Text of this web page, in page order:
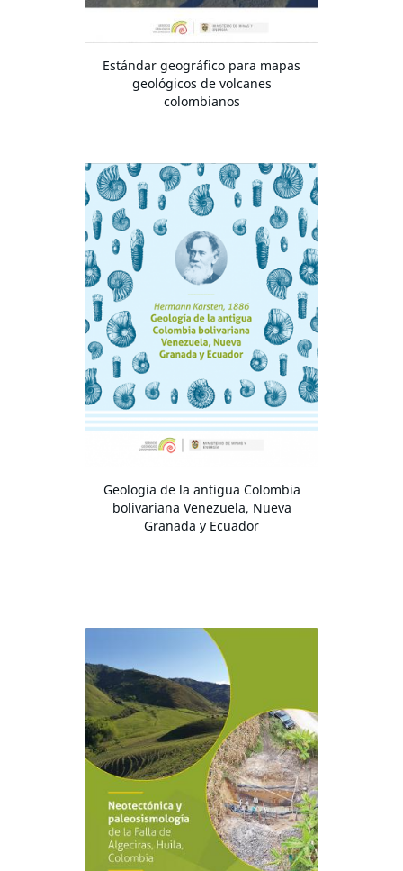
Estándar geográfico para mapas
geológicos de volcanes
colombianos
Geología de la antigua Colombia
bolivariana Venezuela, Nueva
Granada y Ecuador